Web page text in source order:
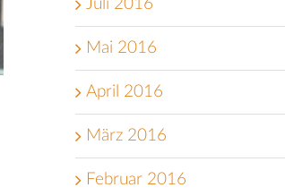
Juli 2016
Mai 2016
April 2016
März 2016
Februar 2016